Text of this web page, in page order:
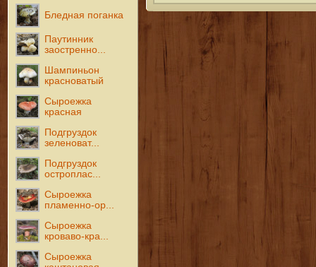
Бледная поганка
Паутинник
заостренно...
Шампиньон
красноватый
Сыроежка
красная
Подгруздок
зеленоват...
Подгруздок
остроплас...
Сыроежка
пламенно-ор...
Сыроежка
кроваво-кра...
Сыроежка